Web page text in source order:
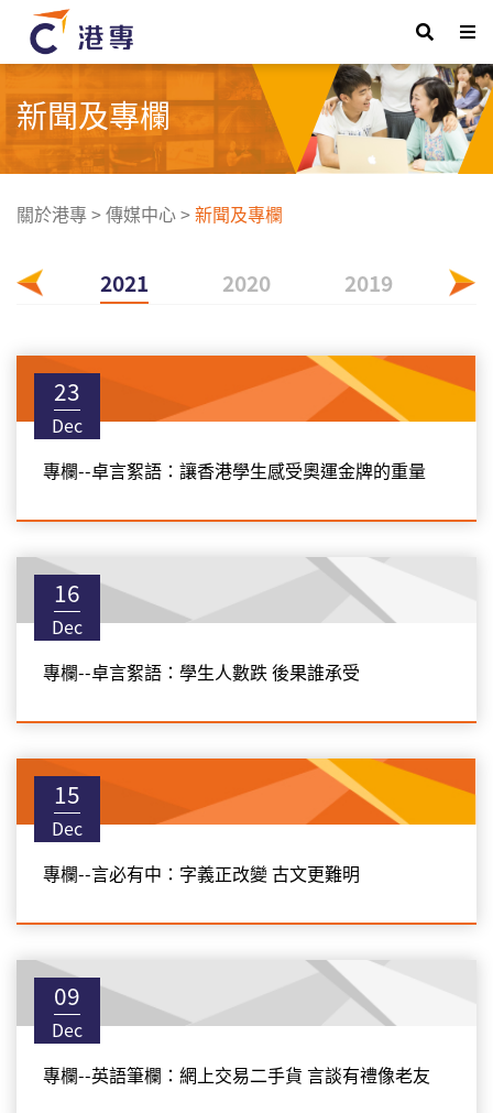
新聞及專欄
關於港專>傳媒中心>新聞及專欄
2021 2020 2019
23
Dec
專欄--卓言絮語：讓香港學生感受奧運金牌的重量
16
Dec
專欄--卓言絮語：學生人數跌 後果誰承受
15
Dec
專欄--言必有中：字義正改變 古文更難明
09
Dec
專欄--英語筆欄：網上交易二手貨 言談有禮像老友